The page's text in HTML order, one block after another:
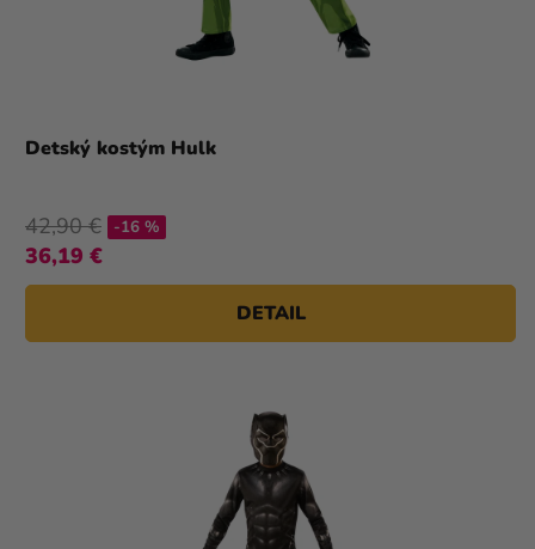
Detský kostým Hulk
42,90 €
36,19 €
-16 %
DETAIL